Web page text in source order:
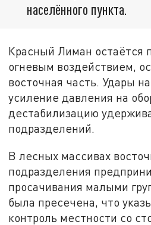
населённого пункта.
Красный Лиман остаётся
огневым воздействием,
восточная часть. Удары
усиление давления на
дестабилизацию
подразделений.
В лесных массивах
подразделения
просачивания малыми
была пресечена, что
контроль местности со